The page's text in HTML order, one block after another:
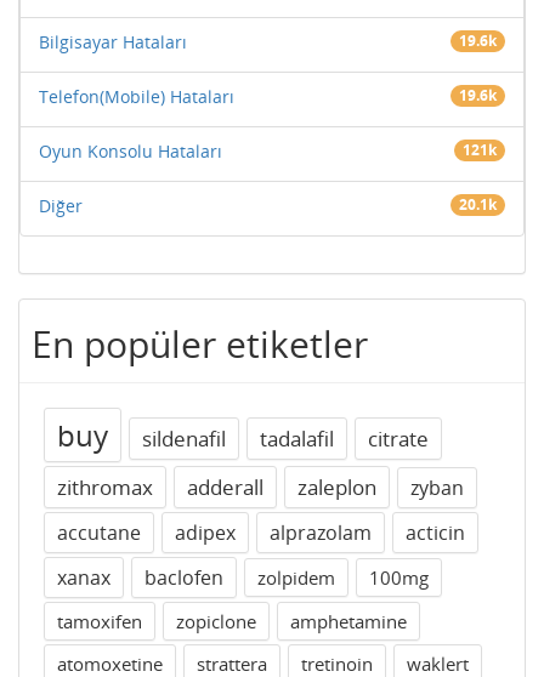
Bilgisayar Hataları 19.6k
Telefon(Mobile) Hataları 19.6k
Oyun Konsolu Hataları 121k
Diğer 20.1k
En popüler etiketler
buy sildenafil tadalafil
citrate
zithromax
adderall zaleplon
zyban
accutane
adipex alprazolam
acticin
xanax
baclofen zolpidem
100mg
tamoxifen
zopiclone
amphetamine
atomoxetine
strattera tretinoin
waklert